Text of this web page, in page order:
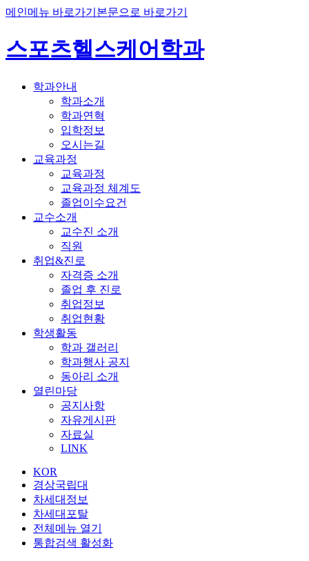
메인메뉴 바로가기 본문으로 바로가기
스포츠헬스케어학과
학과안내
학과소개
학과연혁
입학정보
오시는길
교육과정
교육과정
교육과정 체계도
졸업이수요건
교수소개
교수진 소개
직원
취업&진로
자격증 소개
졸업 후 진로
취업정보
취업현황
학생활동
학과 갤러리
학과행사 공지
동아리 소개
열린마당
공지사항
자유게시판
자료실
LINK
KOR
경상국립대
차세대정보
차세대포탈
전체메뉴 열기
통합검색 활성화